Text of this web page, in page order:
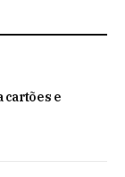
cartões e